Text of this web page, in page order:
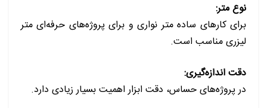
نوع متر:
برای کارهای ساده متر نواری و برای پروژه‌های حرفه‌ای متر
لیزری مناسب است.
دقت اندازه‌گیری:
در پروژه‌های حساس، دقت ابزار اهمیت بسیار زیادی دارد.